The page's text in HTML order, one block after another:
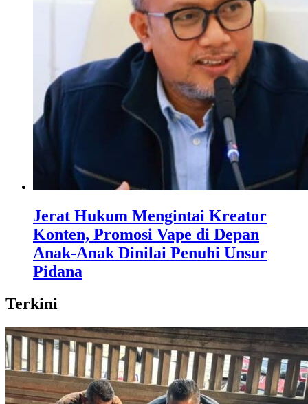
Jerat Hukum Mengintai Kreator
Konten, Promosi Vape di Depan
Anak-Anak Dinilai Penuhi Unsur
Pidana
Terkini